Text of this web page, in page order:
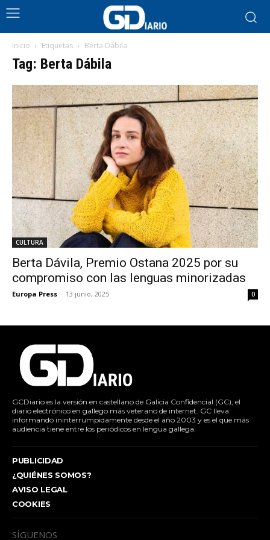
Inicio Etiquetas Berta Dábila
Tag: Berta Dábila
CULTURA
Berta Dávila, Premio Ostana 2025 por su
compromiso con las lenguas minorizadas
Europa Press - 13 junio, 2025 0
GCDiario es la versión en castellano de Galicia Confidencial (GC), el
diario electrónico en gallego más veterano de internet. GC lleva
informando ininterrumpidamente desde el año 2003 y es el que más
audiencia tiene entre los periódicos en lengua gallega.
PUBLICIDAD
¿QUIÉNES SOMOS?
AVISO LEGAL
COOKIES
SÍGUENOS